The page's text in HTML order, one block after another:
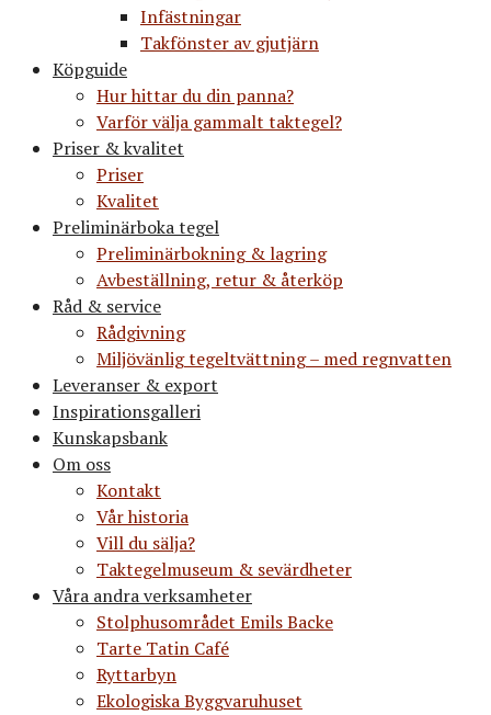
Infästningar
Takfönster av gjutjärn
Köpguide
Hur hittar du din panna?
Varför välja gammalt taktegel?
Priser & kvalitet
Priser
Kvalitet
Preliminärboka tegel
Preliminärbokning & lagring
Avbeställning, retur & återköp
Råd & service
Rådgivning
Miljövänlig tegeltvättning – med regnvatten
Leveranser & export
Inspirationsgalleri
Kunskapsbank
Om oss
Kontakt
Vår historia
Vill du sälja?
Taktegelmuseum & sevärdheter
Våra andra verksamheter
Stolphusområdet Emils Backe
Tarte Tatin Café
Ryttarbyn
Ekologiska Byggvaruhuset